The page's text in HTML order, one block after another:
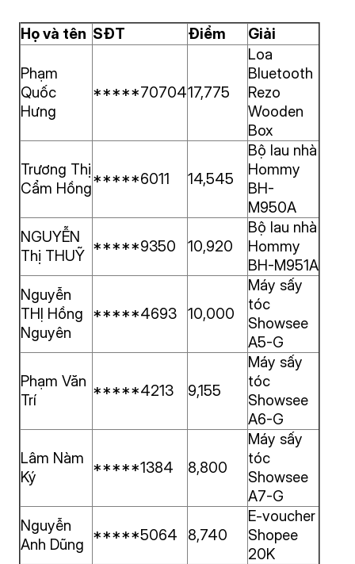
Họ và tên SĐT Điểm Giải
Phạm
Quốc
Hưng
*****7070417,775
Loa
Bluetooth
Rezo
Wooden
Box
Trương Thị
Cẩm Hồng
*****6011 14,545
Bộ lau nhà
Hommy
BH-
M950A
NGUYỄN
Thị THUỸ
*****9350 10,920
Bộ lau nhà
Hommy
BH-M951A
Nguyễn
THỊ Hồng
Nguyên
*****4693 10,000
Máy sấy
tóc
Showsee
A5-G
Phạm Văn
Trí
*****4213 9,155
Máy sấy
tóc
Showsee
A6-G
Lâm Nàm
Ký
*****1384 8,800
Máy sấy
tóc
Showsee
A7-G
Nguyễn
Anh Dũng
*****5064 8,740
E-voucher
Shopee
20K